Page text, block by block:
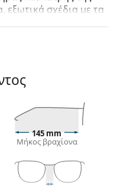
εξωτικά σχέδια με τα
ταιριάζει απόλυτα με
και ανοιχτά καφέ,
ηλίουείναι
στρογγυλό, οβάλ
145 mm
Μήκος βραχίονα